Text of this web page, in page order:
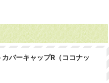
バーキャップR（ココナッ